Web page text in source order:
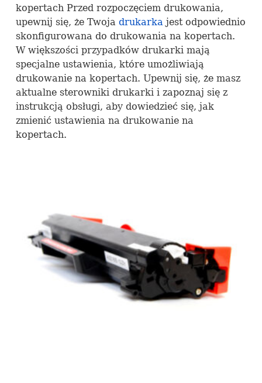
kopertach Przed rozpoczęciem drukowania,
upewnij się, że Twoja drukarkajest odpowiednio
skonfigurowana do drukowania na kopertach.
W większości przypadków drukarki mają
specjalne ustawienia, które umożliwiają
drukowanie na kopertach. Upewnij się, że masz
aktualne sterowniki drukarki i zapoznaj się z
instrukcją obsługi, aby dowiedzieć się, jak
zmienić ustawienia na drukowanie na
kopertach.